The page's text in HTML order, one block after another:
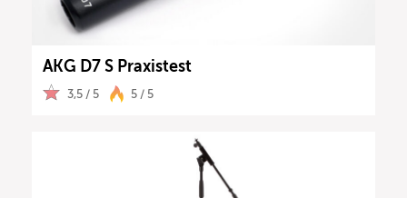
AKG D7 S Praxistest
3,5 / 5 5 / 5